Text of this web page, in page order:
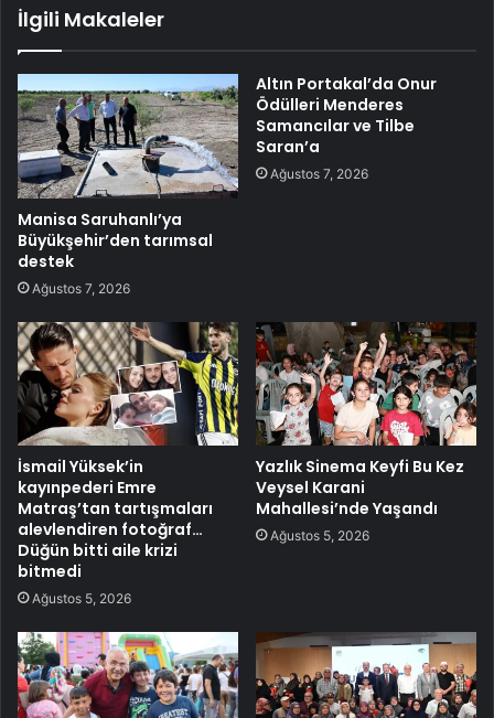
İlgili Makaleler
Manisa Saruhanlı’ya
Büyükşehir’den tarımsal
destek
Ağustos 7, 2026
Altın Portakal’da Onur
Ödülleri Menderes
Samancılar ve Tilbe
Saran’a
Ağustos 7, 2026
İsmail Yüksek’in
kayınpederi Emre
Matraş’tan tartışmaları
alevlendiren fotoğraf…
Düğün bitti aile krizi
bitmedi
Ağustos 5, 2026
Yazlık Sinema Keyfi Bu Kez
Veysel Karani
Mahallesi’nde Yaşandı
Ağustos 5, 2026